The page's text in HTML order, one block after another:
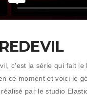
c'est la série qui fait le
ce moment et voici le
par le studio